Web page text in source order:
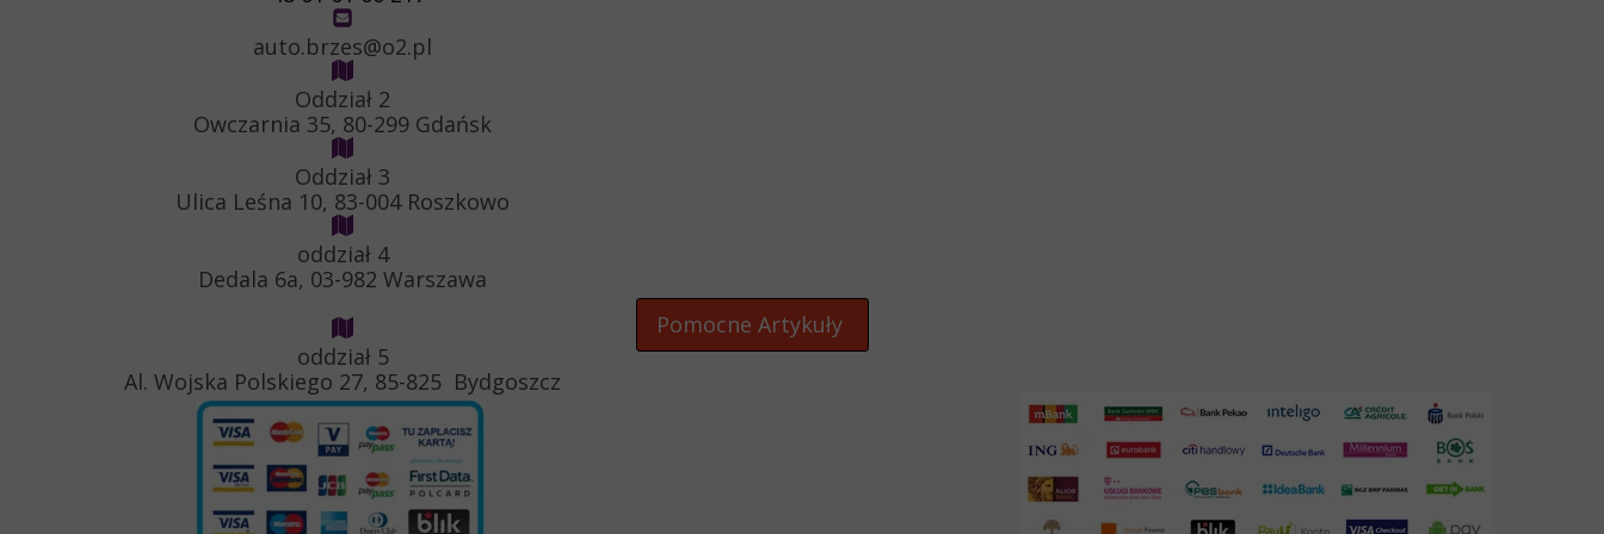
Pomocne Artykuły
auto.brzes@o2.pl
Oddział 2
Owczarnia 35, 80-299 Gdańsk
Oddział 3
Ulica Leśna 10, 83-004 Roszkowo
oddział 4
Dedala 6a, 03-982 Warszawa
oddział 5
Al. Wojska Polskiego 27, 85-825 Bydgoszcz